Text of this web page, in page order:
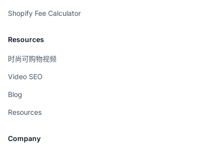
Shopify Fee Calculator
Resources
时尚可购物视频
Video SEO
Blog
Resources
Company